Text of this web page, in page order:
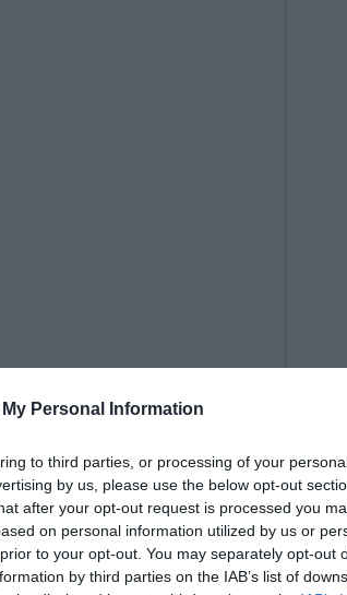
Personal Information
to third parties, or processing of your
by us, please use the below opt-out
after your opt-out request is processed you
on personal information utilized by us or
to your opt-out. You may separately opt-out
by third parties on the IAB’s list of
στον
κόκκινα